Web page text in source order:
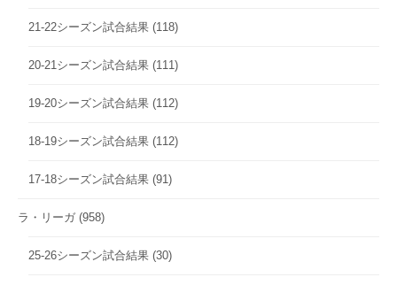
21-22シーズン試合結果 (118)
20-21シーズン試合結果 (111)
19-20シーズン試合結果 (112)
18-19シーズン試合結果 (112)
17-18シーズン試合結果 (91)
ラ・リーガ (958)
25-26シーズン試合結果 (30)